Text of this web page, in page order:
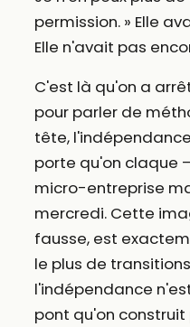
permission. » Elle
Elle n'avait pas
C'est là qu'on a
pour parler de
tête,
porte qu'on claque
micro-entreprise
mercredi. Cette
fausse, est
le plus de
l'indépendance
pont qu'on